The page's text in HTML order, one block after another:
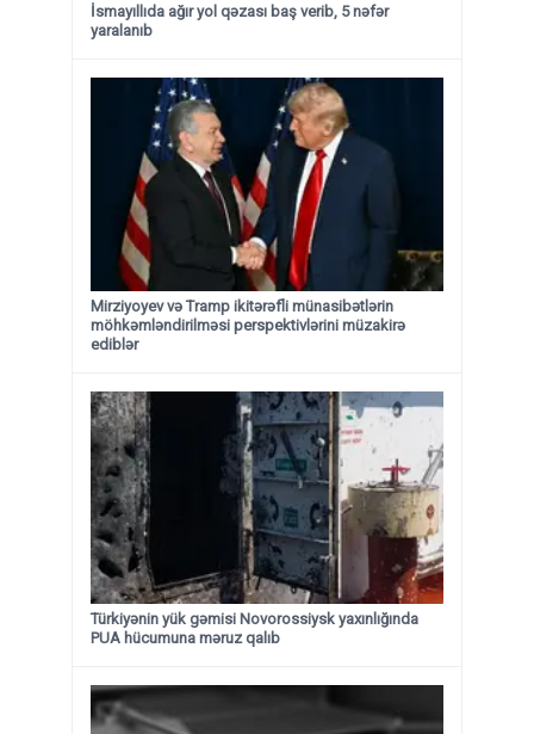
İsmayıllıda ağır yol qəzası baş verib, 5 nəfər
yaralanıb
Mirziyoyev və Tramp ikitərəfli münasibətlərin
möhkəmləndirilməsi perspektivlərini müzakirə
ediblər
Türkiyənin yük gəmisi Novorossiysk yaxınlığında
PUA hücumuna məruz qalıb